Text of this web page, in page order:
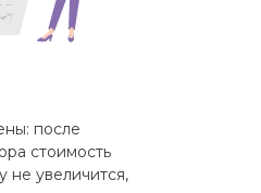
после
стоимость
не увеличится,